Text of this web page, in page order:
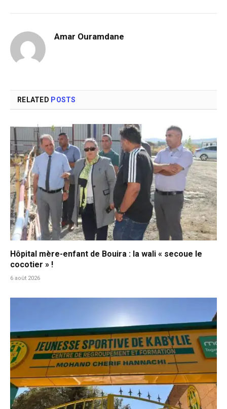
Amar Ouramdane
RELATED POSTS
Hôpital mère-enfant de Bouira : la wali « secoue le
cocotier » !
6 août 2026